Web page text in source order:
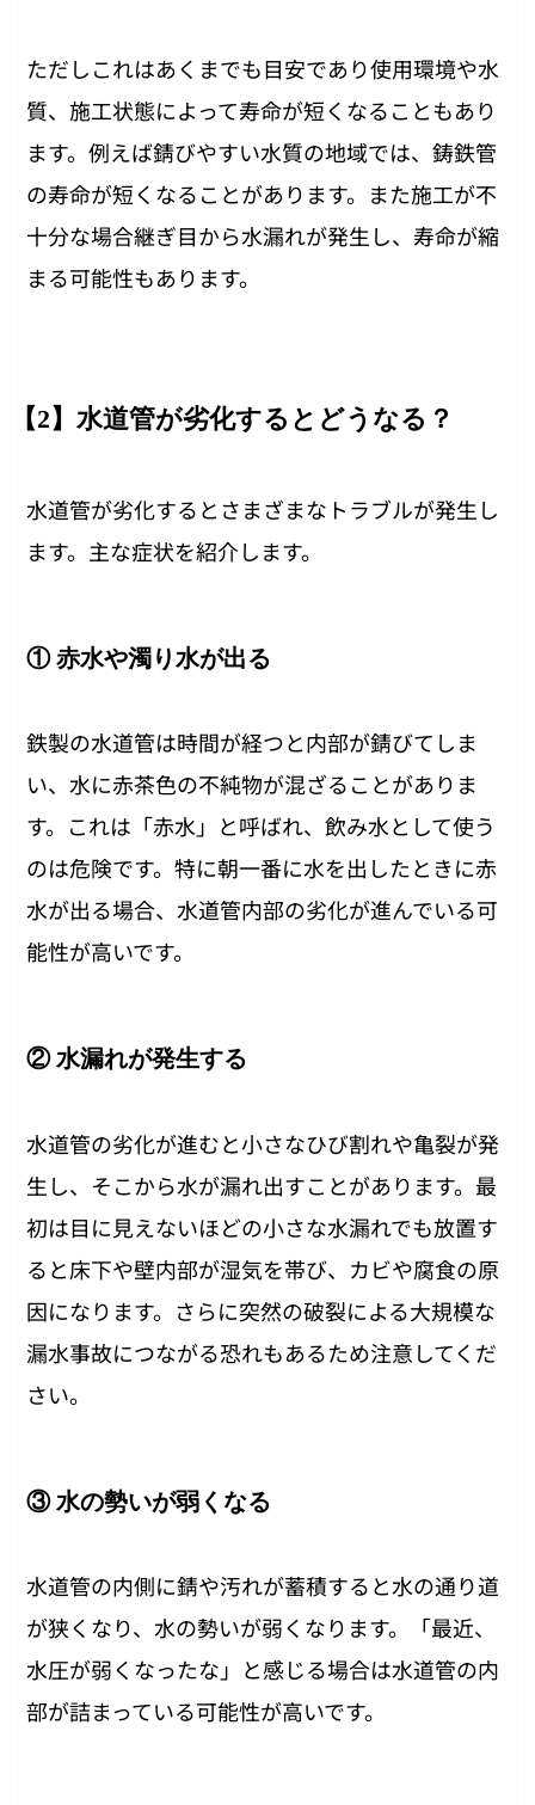
ただしこれはあくまでも目安であり使用環境や水
質、施工状態によって寿命が短くなることもあり
ます。例えば錆びやすい水質の地域では、鋳鉄管
の寿命が短くなることがあります。また施工が不
十分な場合継ぎ目から水漏れが発生し、寿命が縮
まる可能性もあります。
【2】水道管が劣化するとどうなる？
水道管が劣化するとさまざまなトラブルが発生し
ます。主な症状を紹介します。
① 赤水や濁り水が出る
鉄製の水道管は時間が経つと内部が錆びてしま
い、水に赤茶色の不純物が混ざることがありま
す。これは「赤水」と呼ばれ、飲み水として使う
のは危険です。特に朝一番に水を出したときに赤
水が出る場合、水道管内部の劣化が進んでいる可
能性が高いです。
② 水漏れが発生する
水道管の劣化が進むと小さなひび割れや亀裂が発
生し、そこから水が漏れ出すことがあります。最
初は目に見えないほどの小さな水漏れでも放置す
ると床下や壁内部が湿気を帯び、カビや腐食の原
因になります。さらに突然の破裂による大規模な
漏水事故につながる恐れもあるため注意してくだ
さい。
③ 水の勢いが弱くなる
水道管の内側に錆や汚れが蓄積すると水の通り道
が狭くなり、水の勢いが弱くなります。「最近、
水圧が弱くなったな」と感じる場合は水道管の内
部が詰まっている可能性が高いです。